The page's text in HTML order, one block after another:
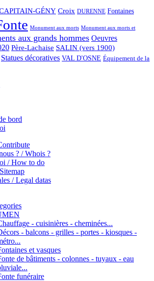
GÉNY Croix DURENNE Fontaines
Monument aux morts Monument aux morts et
aux grands hommes Oeuvres
Père-Lachaise SALIN (vers 1900)
Statues décoratives VAL D'OSNE Équipement de la
bord
? / Whois ?
/ How to do
/ Legal datas
- cuisinières - cheminées...
- balcons - grilles - portes - kiosques -
et vasques
de bâtiments - colonnes - tuyaux - eau
funéraire